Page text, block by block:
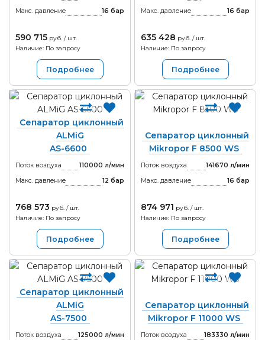
Макс. давление
16 бар
590 715 руб. / шт.
Наличие: По запросу
Подробнее
Макс. давление
16 бар
635 428 руб. / шт.
Наличие: По запросу
Подробнее
Сепаратор циклонный
ALMiG
AS-6600
Поток воздуха
110000 л/мин
Макс. давление
12 бар
768 573 руб. / шт.
Наличие: По запросу
Подробнее
Сепаратор циклонный
Mikropor F 8500 WS
Поток воздуха
141670 л/мин
Макс. давление
16 бар
874 971 руб. / шт.
Наличие: По запросу
Подробнее
Сепаратор циклонный
ALMiG
AS-7500
Поток воздуха 125000 л/мин
Сепаратор циклонный
Mikropor F 11000 WS
Поток воздуха 183330 л/мин